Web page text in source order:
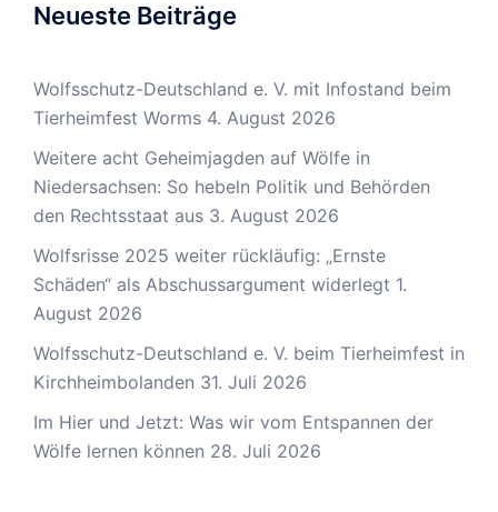
Neueste Beiträge
Wolfsschutz-Deutschland e. V. mit Infostand beim
Tierheimfest Worms 4. August 2026
Weitere acht Geheimjagden auf Wölfe in
Niedersachsen: So hebeln Politik und Behörden
den Rechtsstaat aus 3. August 2026
Wolfsrisse 2025 weiter rückläufig: „Ernste
Schäden“ als Abschussargument widerlegt 1.
August 2026
Wolfsschutz-Deutschland e. V. beim Tierheimfest in
Kirchheimbolanden 31. Juli 2026
Im Hier und Jetzt: Was wir vom Entspannen der
Wölfe lernen können 28. Juli 2026